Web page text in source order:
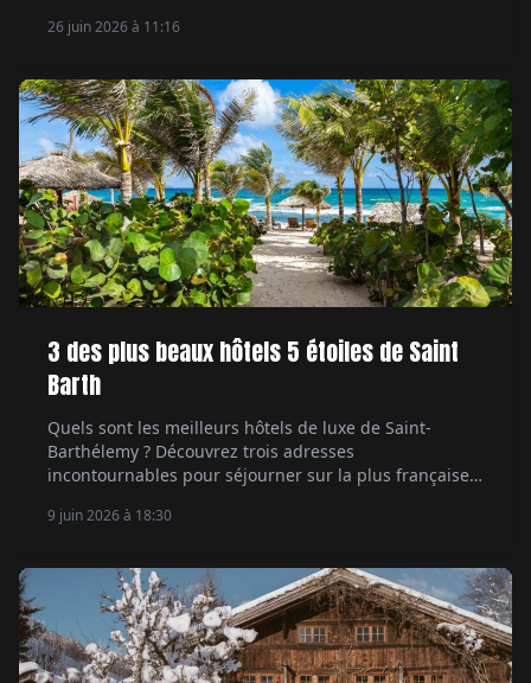
26 juin 2026 à 11:16
3 des plus beaux hôtels 5 étoiles de Saint
Barth
Quels sont les meilleurs hôtels de luxe de Saint-
Barthélemy ? Découvrez trois adresses
incontournables pour séjourner sur la plus française
9 juin 2026 à 18:30